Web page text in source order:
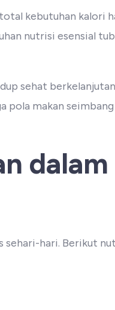
kebutuhan kalori
nutrisi esensial
sehat
pola makan seimbang
dalam
sehari-hari. Berikut